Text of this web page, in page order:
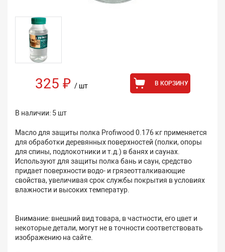
325 ₽ / шт В КОРЗИНУ
В наличии: 5 шт
Масло для защиты полка Profiwood 0.176 кг применяется
для обработки деревянных поверхностей (полки, опоры
для спины, подлокотники и т.д.) в банях и саунах.
Используют для защиты полка бань и саун, средство
придает поверхности водо- и грязеотталкивающие
свойства, увеличивая срок службы покрытия в условиях
влажности и высоких температур.
Внимание: внешний вид товара, в частности, его цвет и
некоторые детали, могут не в точности соответствовать
изображению на сайте.